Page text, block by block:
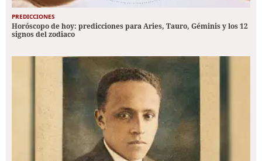
PREDICCIONES
Horóscopo de hoy: predicciones para Aries, Tauro, Géminis y los 12
signos del zodiaco